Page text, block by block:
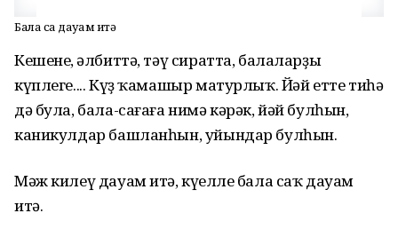
Бала саҡ дауам итә
Кешенең, әлбиттә, тәү сиратта, балаларҙың
күплеге.... Күҙ ҡамашыр матурлыҡ. Йәй етте тиһәң
дә була, бала-сағаға нимә кәрәк, йәй булһын,
каникулдар башланһын, уйындар булһын.
Мәж килеү дауам итә, күңелле бала саҡ дауам
итә.